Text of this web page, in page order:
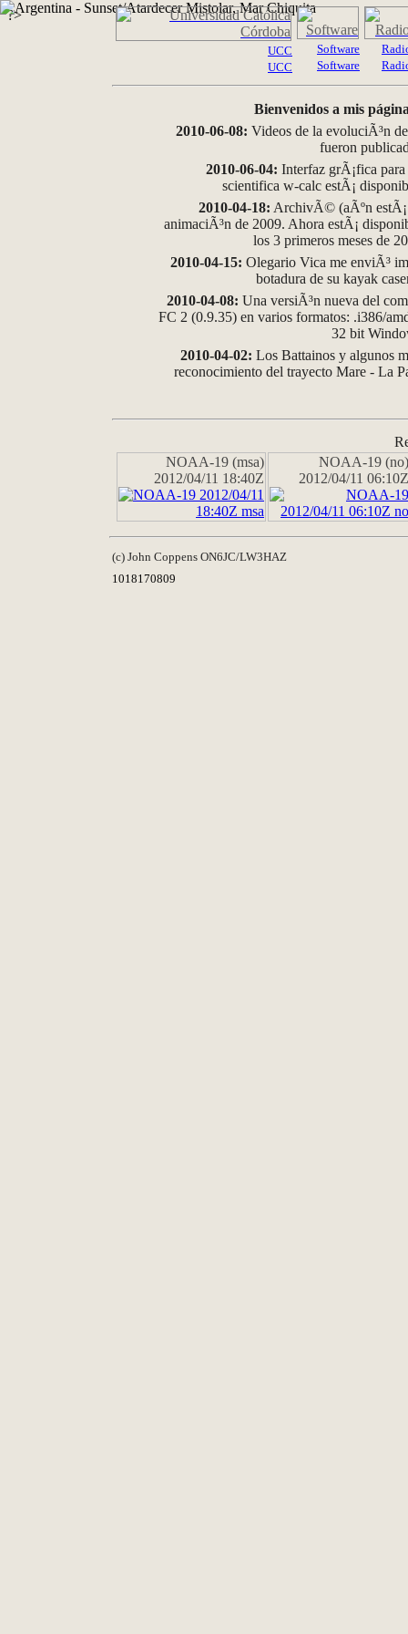
?>
UCC
UCC
Software
Software
Bienvenidos a mis
2010-06-08: Videos de la evoluciÃ³n
fueron
2010-06-04: Interfaz grÃ¡fica
scientifica w-calc estÃ¡
2010-04-18: ArchivÃ© (aÃºn
animaciÃ³n de 2009. Ahora estÃ¡
los 3 primeros meses de
2010-04-15: Olegario Vica me enviÃ³
botadura de su kayak
2010-04-08: Una versiÃ³n nueva del
FC 2 (0.9.35) en varios formatos: .i386/
32 bit
2010-04-02: Los Battainos y algunos
reconocimiento del trayecto Mare - La
NOAA-19 (msa)
2012/04/11 18:40Z
NOAA-19 (no)
2012/04/11 06:10Z
(c) John Coppens ON6JC/LW3HAZ
1018170809